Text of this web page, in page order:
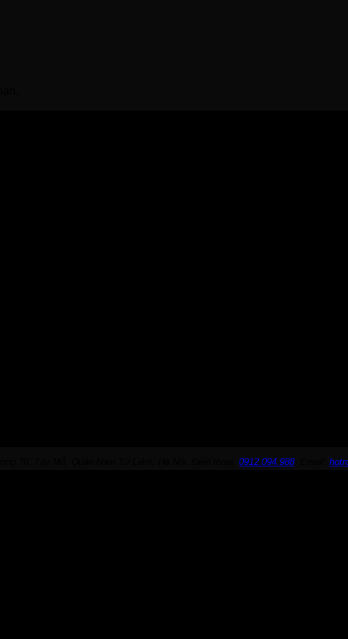
70, Tây Mỗ, Quận Nam Từ Liêm, Hà Nội. Điện thoại: 0912.094.988